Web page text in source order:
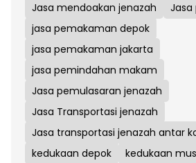
Jasa mendoakan jenazah
jasa pemakaman depok
jasa pemakaman jakarta
jasa pemindahan makam
Jasa pemulasaran jenazah
Jasa Transportasi jenazah
Jasa transportasi jenazah antar
kedukaan depok
kedukaan